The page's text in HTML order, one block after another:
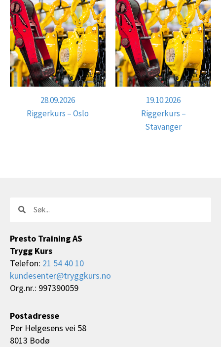
28.09.2026
Riggerkurs – Oslo
19.10.2026
Riggerkurs –
Stavanger
Søk
Presto Training AS
Trygg Kurs
Telefon: 21 54 40 10
kundesenter@tryggkurs.no
Org.nr.: 997390059
Postadresse
Per Helgesens vei 58
8013 Bodø